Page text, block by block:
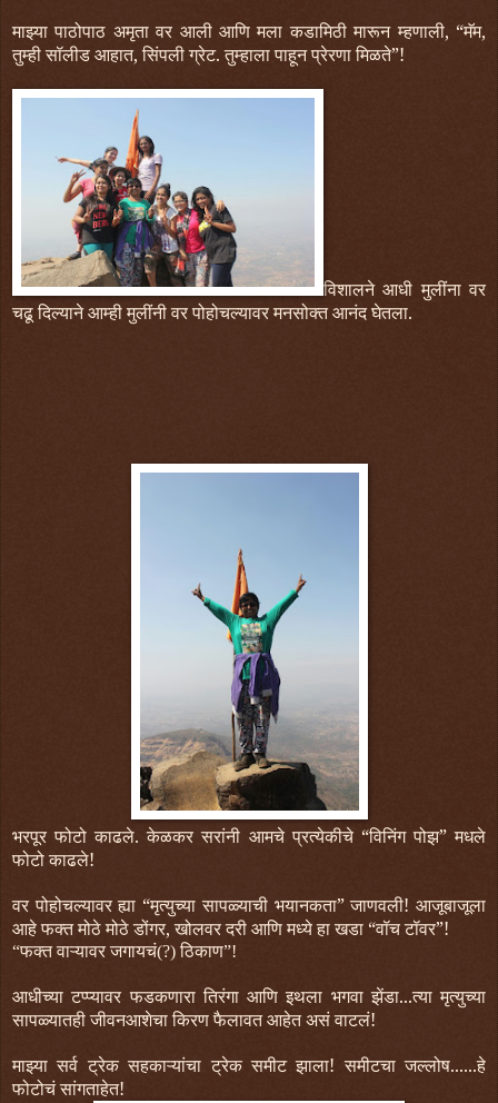
माझ्या पाठोपाठ अमृता वर आली आणि मला कडामिठी मारून म्हणाली, “मॅम,
तुम्ही सॉलीड आहात, सिंपली ग्रेट. तुम्हाला पाहून प्रेरणा मिळते”!
विशालने आधी मुलींना वर
चढू दिल्याने आम्ही मुलींनी वर पोहोचल्यावर मनसोक्त आनंद घेतला.
भरपूर फोटो काढले. केळकर सरांनी आमचे प्रत्येकीचे “विनिंग पोझ” मधले
फोटो काढले!
वर पोहोचल्यावर ह्या “मृत्युच्या सापळ्याची भयानकता” जाणवली! आजूबाजूला
आहे फक्त मोठे मोठे डोंगर, खोलवर दरी आणि मध्ये हा खडा “वॉच टॉवर”!
“फक्त वाऱ्यावर जगायचं(?) ठिकाण”!
आधीच्या टप्प्यावर फडकणारा तिरंगा आणि इथला भगवा झेंडा...त्या मृत्युच्या
सापळ्यातही जीवनआशेचा किरण फैलावत आहेत असं वाटलं!
माझ्या सर्व ट्रेक सहकाऱ्यांचा ट्रेक समीट झाला! समीटचा जल्लोष......हे
फोटोचं सांगताहेत!